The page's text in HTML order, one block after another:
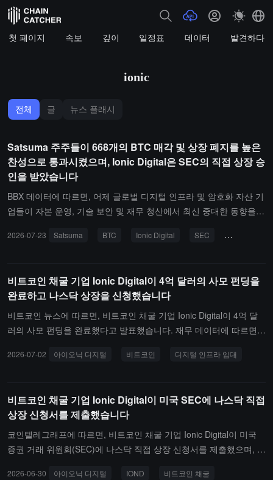
첫 페이지 속보 깊이 일정표 데이터 발견하다
ionic
전체 글 뉴스 플래시
Satsuma 주주들이 668개의 BTC 매각 및 상장 폐지를 높은
찬성으로 통과시켰으며, Ionic Digital은 SEC의 직접 상장 승
인을 받았습니다
BBX 데이터에 따르면, 어제 글로벌 디지털 인프라 및 암호화 자산 기
업들이 자본 운영, 기술 보안 및 재무 청산에서 최신 중대한 동향을
인 청산 및 상장 폐지에 대한 높은 찬성으로 통과: 영국의 두 번째로
보유를 판매하고 투자자에게 자본을 반환하며 런던 증권 거래소(LS
E)에서 상장 폐지하는 안건을 승인했습니다. 일정에 따르면, 회사는
2026년 9월 14일에 상장을 취소할 것으로 예상되며, 자금 청산 및 C
REST 이체는 9월 28일에 완료될 예정입니다. 이 회사의 비트코인 재
하락했습니다.Ionic Digital, SEC 승인 받아 7월 28일 직접 상장 예정:
대로 A 클래스 보통주가 7월 28일 나스닥 글로벌 선택 시장에서 거래
를 시작할 예정입니다. 주식 코드는 "IOND"입니다. 이번 상장은 직접
상장(Direct Listing) 방식으로 진행되며, 회사는 새로운 주식을 공개
판매하지 않습니다. Ionic Digital의 핵심 사업은 AI 및 고성능 컴퓨팅
있습니다.Galaxy, 500만 달러 "비트코인 양자 준비 계획" 발표: 디지
2026-07-23 Satsuma BTC Ionic Digital SEC 비트코인 양
비트코인 채굴 기업 Ionic Digital이 4억 달러의 사모 펀딩을
완료하고 나스닥 상장을 신청했습니다
비트코인 뉴스에 따르면, 비트코인 채굴 기업 Ionic Digital이 4억 달
러의 사모 펀딩을 완료했다고 발표했습니다. 재무 데이터에 따르면,
털 인프라 임대(AI/HPC) 사업이 4400만 달러를 기여하여 비트코인
2026-07-02 아이오닉 디지털 비트코인 디지털 인프라 임대
비트코인 채굴 기업 Ionic Digital이 미국 SEC에 나스닥 직접
상장 신청서를 제출했습니다
코인텔레그래프에 따르면, 비트코인 채굴 기업 Ionic Digital이 미국
증권 거래 위원회(SEC)에 나스닥 직접 상장 신청서를 제출했으며, 주
2026-06-30 아이오닉 디지털 IOND 비트코인 채굴